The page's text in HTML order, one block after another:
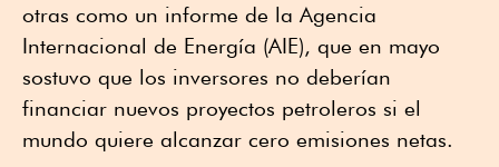
otras como un informe de la Agencia
Internacional de Energía (AIE), que en mayo
sostuvo que los inversores no deberían
financiar nuevos proyectos petroleros si el
mundo quiere alcanzar cero emisiones netas.